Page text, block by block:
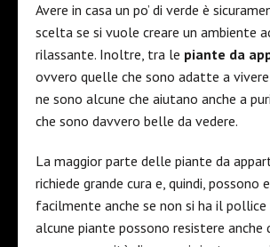
Avere in casa un po’ di verde è
scelta se si vuole creare un ambiente
rilassante. Inoltre, tra le piante da
ovvero quelle che sono adatte a
ne sono alcune che aiutano anche a
che sono davvero belle da vedere.
La maggior parte delle piante da
richiede grande cura e, quindi, possono
facilmente anche se non si ha il
alcune piante possono resistere anche